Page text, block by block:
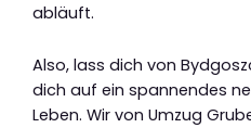
abläuft.
Also, lass dich von
dich auf ein spannendes
Leben. Wir von Umzug